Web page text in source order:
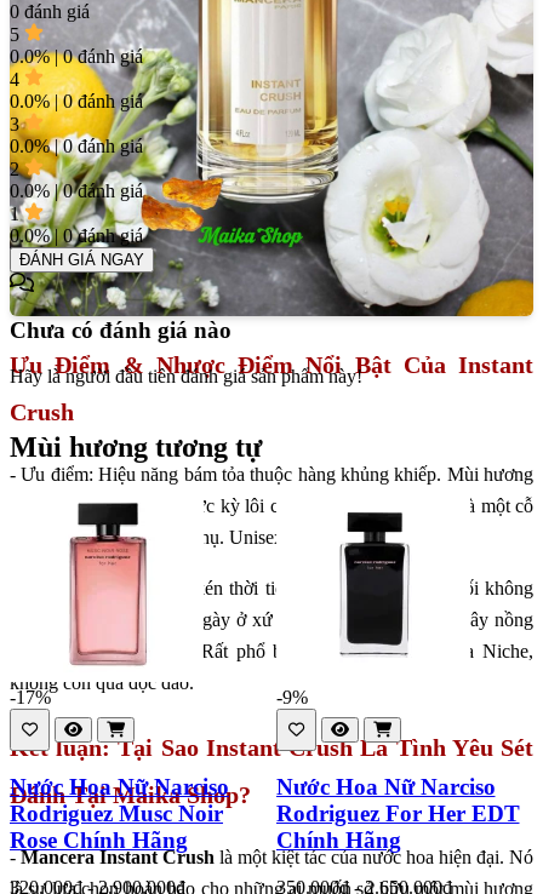
Ưu Điểm & Nhược Điểm Nổi Bật Của Instant
Crush
- Ưu điểm: Hiệu năng bám tỏa thuộc hàng khủng khiếp. Mùi hương
ngọt ngào, sang trọng, cực kỳ lôi cuốn và hợp xu hướng. Là một cỗ
máy nhận lời khen thực thụ. Unisex hoàn hảo.
- Nhược điểm: Cực kỳ kén thời tiết và hoàn cảnh, tuyệt đối không
phù hợp để dùng hàng ngày ở xứ nóng. Rất ngọt, có thể gây nồng
gắt nếu dùng sai cách. Rất phổ biến trong giới nước hoa Niche,
không còn quá độc đáo.
Kết luận: Tại Sao Instant Crush Là Tình Yêu Sét
Đánh Tại Maika Shop?
-Mancera Instant Crush là một kiệt tác của nước hoa hiện đại. Nó
là sự lựa chọn hoàn hảo cho những ai muốn sở hữu một mùi hương
0 đánh giá
5
0.0% | 0 đánh giá
4
0.0% | 0 đánh giá
3
0.0% | 0 đánh giá
2
0.0% | 0 đánh giá
1
0.0% | 0 đánh giá
ĐÁNH GIÁ NGAY
Chưa có đánh giá nào
Hãy là người đầu tiên đánh giá sản phẩm này!
Mùi hương tương tự
-17%
Nước Hoa Nữ Narciso
Rodriguez Musc Noir
Rose Chính Hãng
320.000đ - 2.900.000đ
-9%
Nước Hoa Nữ Narciso
Rodriguez For Her EDT
Chính Hãng
350.000đ - 2.650.000đ